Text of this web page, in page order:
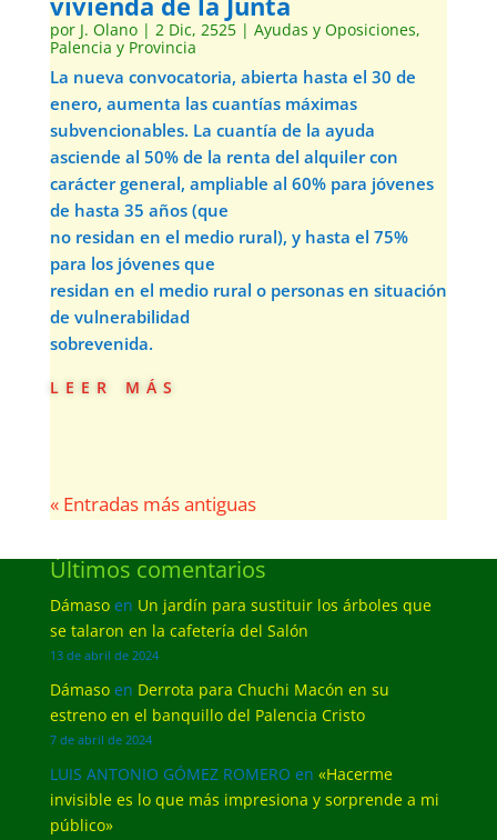
por J. Olano| 2 Dic, 2525| Ayudas y Oposiciones,
Palencia y Provincia
La nueva convocatoria, abierta hasta el 30 de
enero, aumenta las cuantías máximas
subvencionables. La cuantía de la ayuda
asciende al 50% de la renta del alquiler con
carácter general, ampliable al 60% para jóvenes
de hasta 35 años (que
no residan en el medio rural), y hasta el 75%
para los jóvenes que
residan en el medio rural o personas en situación
de vulnerabilidad
sobrevenida.
leer más
« Entradas más antiguas
Últimos comentarios
Dámasoen Un jardín para sustituir los árboles que
se talaron en la cafetería del Salón
13 de abril de 2024
Dámasoen Derrota para Chuchi Macón en su
estreno en el banquillo del Palencia Cristo
7 de abril de 2024
LUIS ANTONIO GÓMEZ ROMERO en «Hacerme
invisible es lo que más impresiona y sorprende a mi
público»